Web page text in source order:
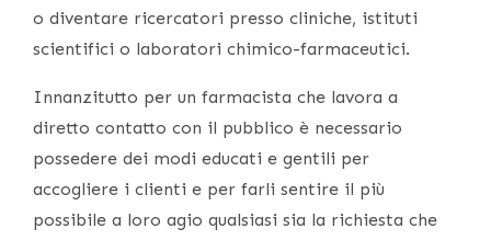
o diventare ricercatori presso cliniche, istituti
scientifici o laboratori chimico-farmaceutici.
Innanzitutto per un farmacista che lavora a
diretto contatto con il pubblico è necessario
possedere dei modi educati e gentili per
accogliere i clienti e per farli sentire il più
possibile a loro agio qualsiasi sia la richiesta che